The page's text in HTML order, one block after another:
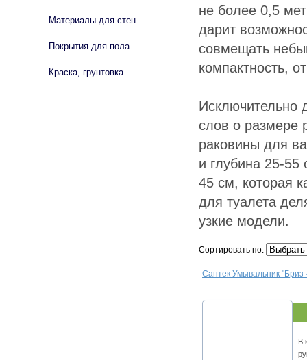
не более 0,5
дарит
совмещать
компактность,
Исключительно
слов о размере
раковины для
и глубина 25-
45 см, которая
для туалета
узкие модели.
Сортировать по:
Сантек Умывальник
В
Материалы для стен
Покрытия для пола
Краска, грунтовка